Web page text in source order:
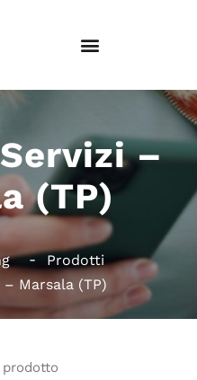
–
(TP)
Prodotti
Marsala (TP)